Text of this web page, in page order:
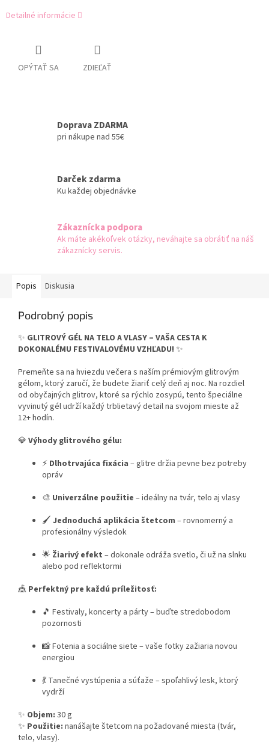
Detailné informácie
OPÝTAŤ SA ZDIEĽAŤ
Doprava ZDARMA
pri nákupe nad 55€
Darček zdarma
Ku každej objednávke
Zákaznícka podpora
Ak máte akékoľvek otázky, neváhajte sa obrátiť na náš
zákaznícky servis.
Popis Diskusia
Podrobný popis
✨ GLITROVÝ GÉL NA TELO A VLASY – VAŠA CESTA K
DOKONALÉMU FESTIVALOVÉMU VZHĽADU! ✨
Premeňte sa na hviezdu večera s naším prémiovým glitrovým
gélom, ktorý zaručí, že budete žiariť celý deň aj noc. Na rozdiel
od obyčajných glitrov, ktoré sa rýchlo zosypú, tento špeciálne
vyvinutý gél udrží každý trblietavý detail na svojom mieste až
12+ hodín.
💎 Výhody glitrového gélu:
⚡ Dlhotrvajúca fixácia – glitre držia pevne bez potreby
opráv
🎨 Univerzálne použitie – ideálny na tvár, telo aj vlasy
🖌️ Jednoduchá aplikácia štetcom – rovnomerný a
profesionálny výsledok
🌟 Žiarivý efekt – dokonale odráža svetlo, či už na slnku
alebo pod reflektormi
🎪 Perfektný pre každú príležitosť:
🎵 Festivaly, koncerty a párty – buďte stredobodom
pozornosti
📸 Fotenia a sociálne siete – vaše fotky zažiaria novou
energiou
💃 Tanečné vystúpenia a súťaže – spoľahlivý lesk, ktorý
vydrží
✨ Objem: 30 g
✨ Použitie: nanášajte štetcom na požadované miesta (tvár,
telo, vlasy).